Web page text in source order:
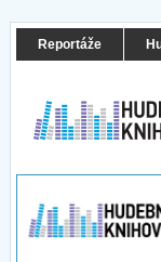
Reportáže